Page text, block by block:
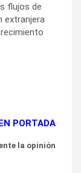
flujos de
extranjera
PORTADA
la opinión